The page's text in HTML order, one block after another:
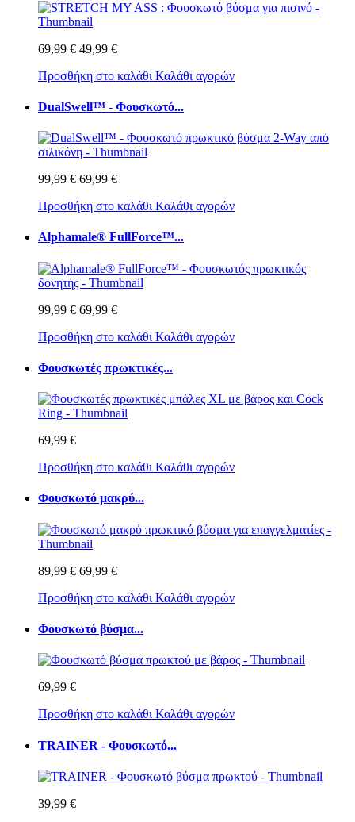
69,99 € 49,99 €
Προσθήκη στο καλάθι Καλάθι αγορών
DualSwell™ - Φουσκωτό...
99,99 € 69,99 €
Προσθήκη στο καλάθι Καλάθι αγορών
Alphamale® FullForce™...
99,99 € 69,99 €
Προσθήκη στο καλάθι Καλάθι αγορών
Φουσκωτές πρωκτικές...
69,99 €
Προσθήκη στο καλάθι Καλάθι αγορών
Φουσκωτό μακρύ...
89,99 € 69,99 €
Προσθήκη στο καλάθι Καλάθι αγορών
Φουσκωτό βύσμα...
69,99 €
Προσθήκη στο καλάθι Καλάθι αγορών
TRAINER - Φουσκωτό...
39,99 €